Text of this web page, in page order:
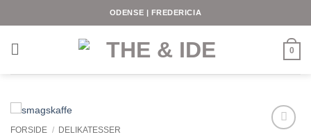
ODENSE | FREDERICIA
0
FORSIDE / DELIKATESSER